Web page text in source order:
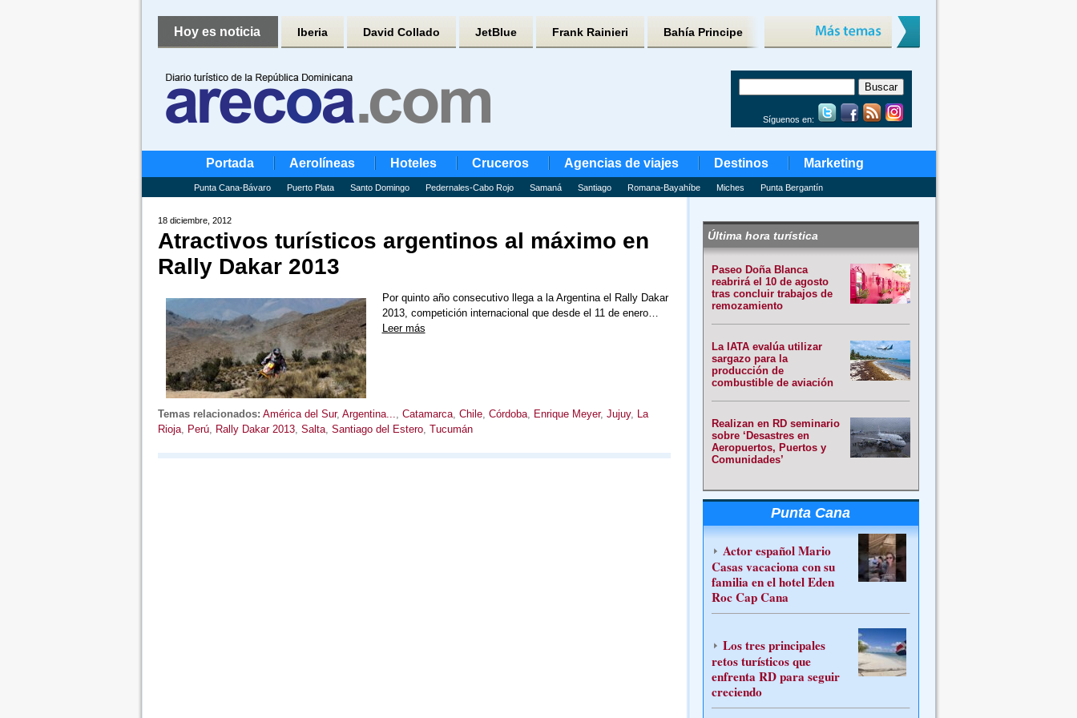
Hoy es noticia Iberia David Collado JetBlue Frank Rainieri Bahía Principe
Síguenos en:
Portada Aerolíneas Hoteles Cruceros Agencias de viajes Destinos Marketing
Punta Cana-Bávaro Puerto Plata Santo Domingo Pedernales-Cabo Rojo Samaná Santiago Romana-Bayahíbe Miches Punta Bergantín
18 diciembre, 2012
Atractivos turísticos argentinos al máximo en
Rally Dakar 2013
Por quinto año consecutivo llega a la Argentina el Rally Dakar
2013, competición internacional que desde el 11 de enero…
Leer más
Temas relacionados: América del Sur, Argentina..., Catamarca, Chile, Córdoba, Enrique Meyer, Jujuy, La
Rioja, Perú, Rally Dakar 2013, Salta, Santiago del Estero, Tucumán
Última hora turística
Paseo Doña Blanca
reabrirá el 10 de agosto
tras concluir trabajos de
remozamiento
La IATA evalúa utilizar
sargazo para la
producción de
combustible de aviación
Realizan en RD seminario
sobre ‘Desastres en
Aeropuertos, Puertos y
Comunidades’
Punta Cana
Actor español Mario
Casas vacaciona con su
familia en el hotel Eden
Roc Cap Cana
Los tres principales
retos turísticos que
enfrenta RD para seguir
creciendo